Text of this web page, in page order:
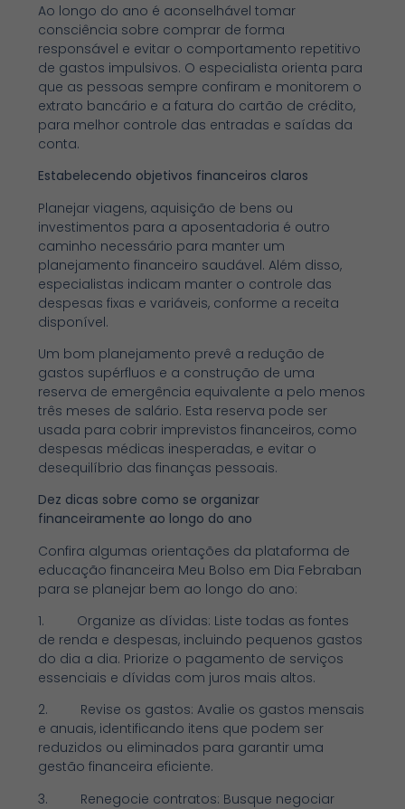
Ao longo do ano é aconselhável tomar
consciência sobre comprar de forma
responsável e evitar o comportamento repetitivo
de gastos impulsivos. O especialista orienta para
que as pessoas sempre confiram e monitorem o
extrato bancário e a fatura do cartão de crédito,
para melhor controle das entradas e saídas da
conta.
Estabelecendo objetivos financeiros claros
Planejar viagens, aquisição de bens ou
investimentos para a aposentadoria é outro
caminho necessário para manter um
planejamento financeiro saudável. Além disso,
especialistas indicam manter o controle das
despesas fixas e variáveis, conforme a receita
disponível.
Um bom planejamento prevê a redução de
gastos supérfluos e a construção de uma
reserva de emergência equivalente a pelo menos
três meses de salário. Esta reserva pode ser
usada para cobrir imprevistos financeiros, como
despesas médicas inesperadas, e evitar o
desequilíbrio das finanças pessoais.
Dez dicas sobre como se organizar
financeiramente ao longo do ano
Confira algumas orientações da plataforma de
educação financeira Meu Bolso em Dia Febraban
para se planejar bem ao longo do ano:
1. Organize as dívidas: Liste todas as fontes
de renda e despesas, incluindo pequenos gastos
do dia a dia. Priorize o pagamento de serviços
essenciais e dívidas com juros mais altos.
2. Revise os gastos: Avalie os gastos mensais
e anuais, identificando itens que podem ser
reduzidos ou eliminados para garantir uma
gestão financeira eficiente.
3. Renegocie contratos: Busque negociar